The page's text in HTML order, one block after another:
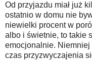
Od przyjazdu miał już
ostatnio w domu nie
niewielki procent w
albo i świetnie, to takie
emocjonalnie. Niemniej
czas przyzwyczajenia